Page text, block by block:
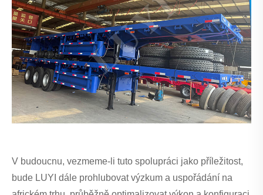
V budoucnu, vezmeme-li tuto spolupráci jako příležitost,
bude LUYI dále prohlubovat výzkum a uspořádání na